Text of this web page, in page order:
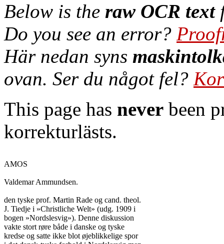
Below is the raw OCR text
Do you see an error?
Här nedan syns
ovan. Ser du något fel?
This page has never been
korrekturlästs.
AMOS
Valdemar Ammundsen.
den tyske prof. Martin Rade og cand. theol.
J. Tiedje i »Christliche Welt» (udg. 1909 i
bogen »Nordslesvig»). Denne diskussion
vakte stort røre både i danske og tyske
kredse og satte ikke blot øjeblikkelige spor